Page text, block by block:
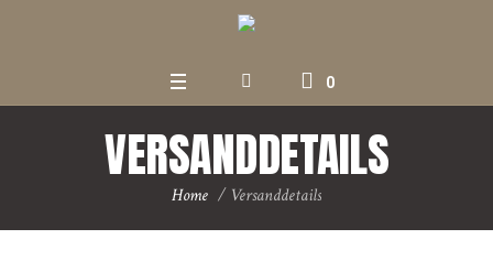
0
VERSANDDETAILS
Home / Versanddetails